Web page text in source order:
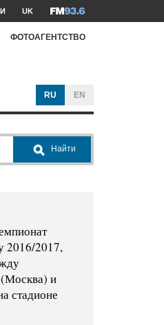
UK
ФОТОАГЕНТСТВО
RU EN
Найти
2016/2017,
и
стадионе